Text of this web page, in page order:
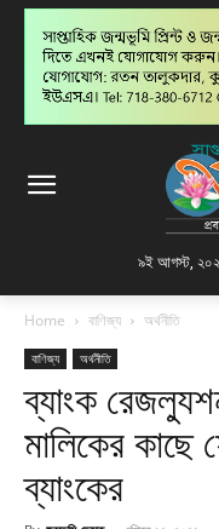
৯ই আগস্ট, ২০২৬
Home বাণিজ্য অর্থনীতি
বাণিজ্য অর্থনীতি
ব্যাংক
মালিকের
ব্যাংকের